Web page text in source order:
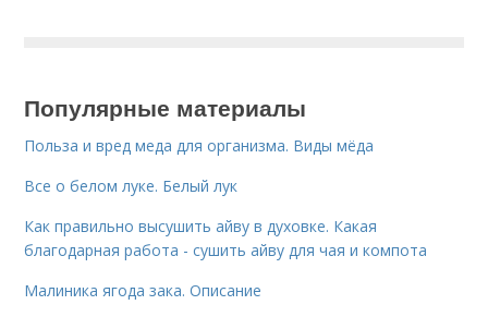
Популярные материалы
Польза и вред меда для организма. Виды мёда
Все о белом луке. Белый лук
Как правильно высушить айву в духовке. Какая
благодарная работа - сушить айву для чая и компота
Малиника ягода зака. Описание